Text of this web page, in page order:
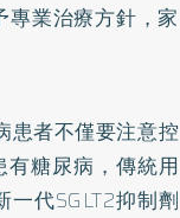
業治療方針，家
患者不僅要注意控
糖尿病，傳統用
代SGLT2抑制劑